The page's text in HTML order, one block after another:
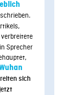
verbreitete
Sprecher
sich